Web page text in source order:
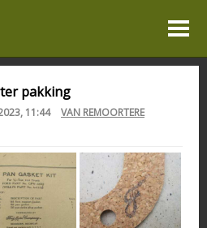
pakking
11:44
VAN REMOORTERE